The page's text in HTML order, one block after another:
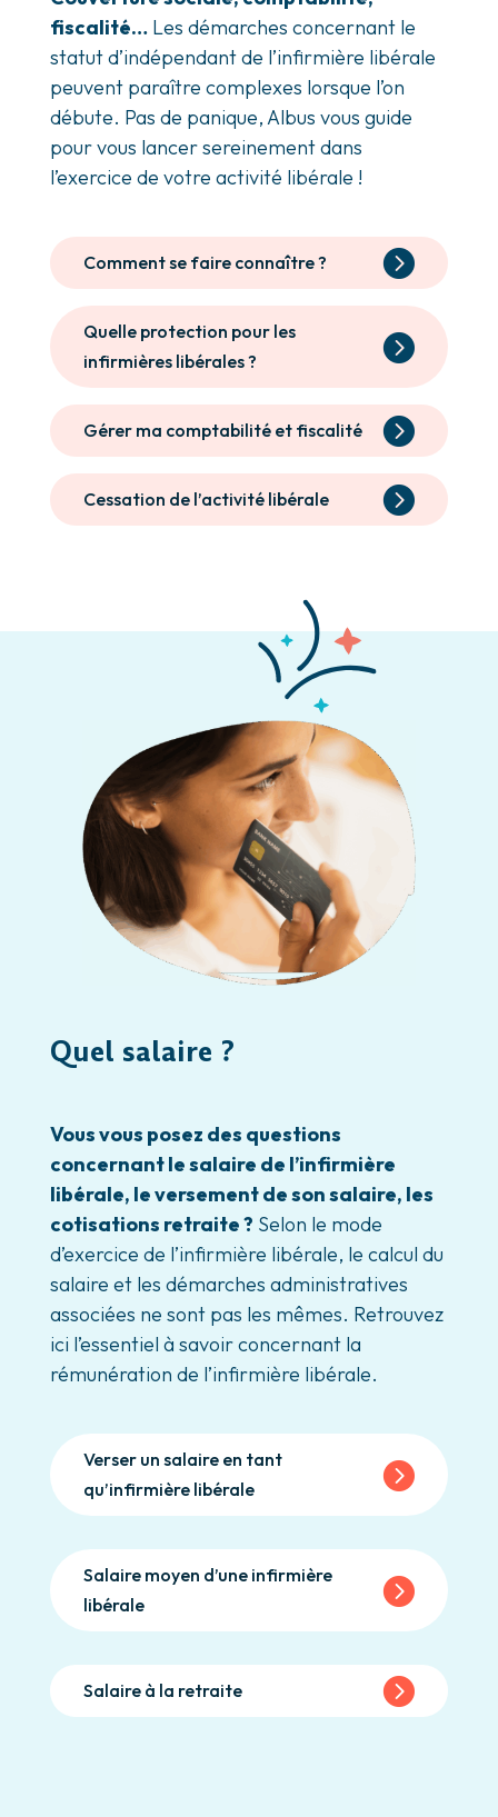
fiscalité…Les démarches concernant le
statut d’indépendant de l’infirmière libérale
peuvent paraître complexes lorsque l’on
débute. Pas de panique, Albus vous guide
pour vous lancer sereinement dans
l’exercice de votre activité libérale !
Comment se faire connaître ?
Quelle protection pour les
infirmières libérales ?
Gérer ma comptabilité et fiscalité
Cessation de l’activité libérale
Quel salaire ?
Vous vous posez des questions
concernant le salaire de l’infirmière
libérale, le versement de son salaire, les
cotisations retraite ? Selon le mode
d’exercice de l’infirmière libérale, le calcul du
salaire et les démarches administratives
associées ne sont pas les mêmes. Retrouvez
ici l’essentiel à savoir concernant la
rémunération de l’infirmière libérale.
Verser un salaire en tant
qu’infirmière libérale
Salaire moyen d’une infirmière
libérale
Salaire à la retraite